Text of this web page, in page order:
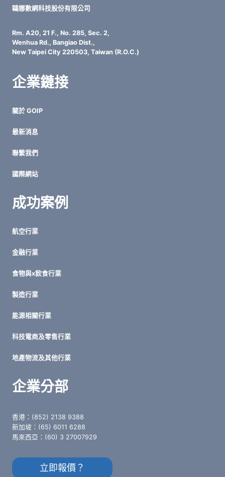
鍵
本
解
析
鷗娜數網科技股份有限公司
Rm. A20, 21 F., No. 285, Sec. 2,
Wenhua Rd., Bangiao Dist.,
New Taipei City 220503, Taiwan (R.O.C.)
企業鏈接
關於 GOIP
最新消息
聯繫我們
國際網站
成功案例
航空行業
金融行業
食物與x飲食行業
製造行業
能源相關行業
科技電商及零售行業
地產物流及其他行業
企業分部
香港：(852) 2138 9388
新加坡：(65) 6011 6288
馬來西亞：(60) 3 27007929
立即報價？